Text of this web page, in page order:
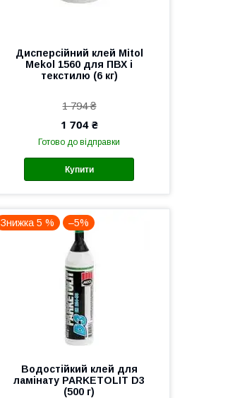
Дисперсійний клей Mitol
Mekol 1560 для ПВХ і
текстилю (6 кг)
1 794 ₴
1 704 ₴
Готово до відправки
Купити
Знижка 5 % –5%
Водостійкий клей для
ламінату PARKETOLIT D3
(500 г)